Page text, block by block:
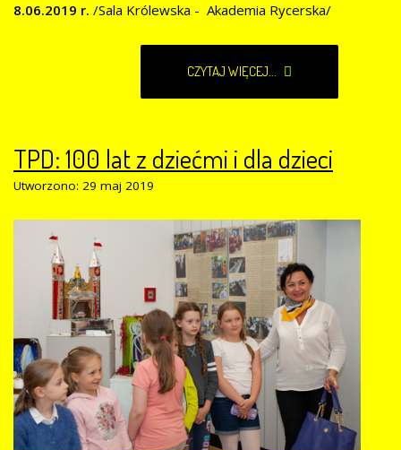
8.06.2019 r. /Sala Królewska - Akademia Rycerska/
CZYTAJ WIĘCEJ...
TPD: 100 lat z dziećmi i dla dzieci
Utworzono: 29 maj 2019